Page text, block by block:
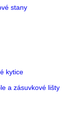
stany
kytice
a zásuvkové lišty